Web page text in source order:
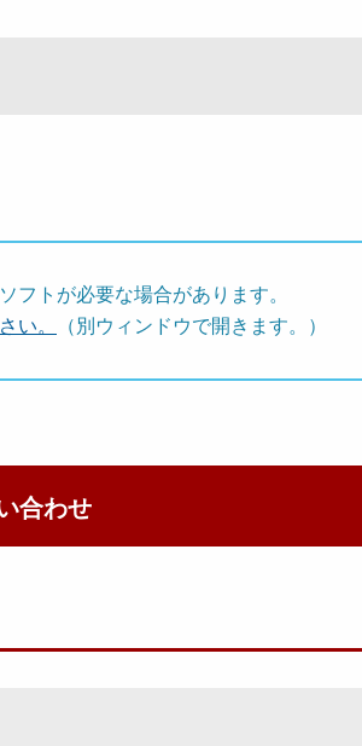
フトが必要な場合があります。
い。
（別ウィンドウで開きます。）
合わせ